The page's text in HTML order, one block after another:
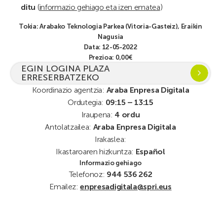
ditu (informazio gehiago eta izen ematea)
Tokia:Arabako Teknologia Parkea (Vitoria-Gasteiz), Eraikin
Nagusia
Data: 12-05-2022
Prezioa: 0,00€
EGIN LOGINA PLAZA
ERRESERBATZEKO
Koordinazio agentzia: Araba Enpresa Digitala
Ordutegia: 09:15 – 13:15
Iraupena: 4 ordu
Antolatzailea: Araba Enpresa Digitala
Irakaslea:
Ikastaroaren hizkuntza: Español
Informazio gehiago
Telefonoz: 944 536 262
Emailez:enpresadigitala@spri.eus